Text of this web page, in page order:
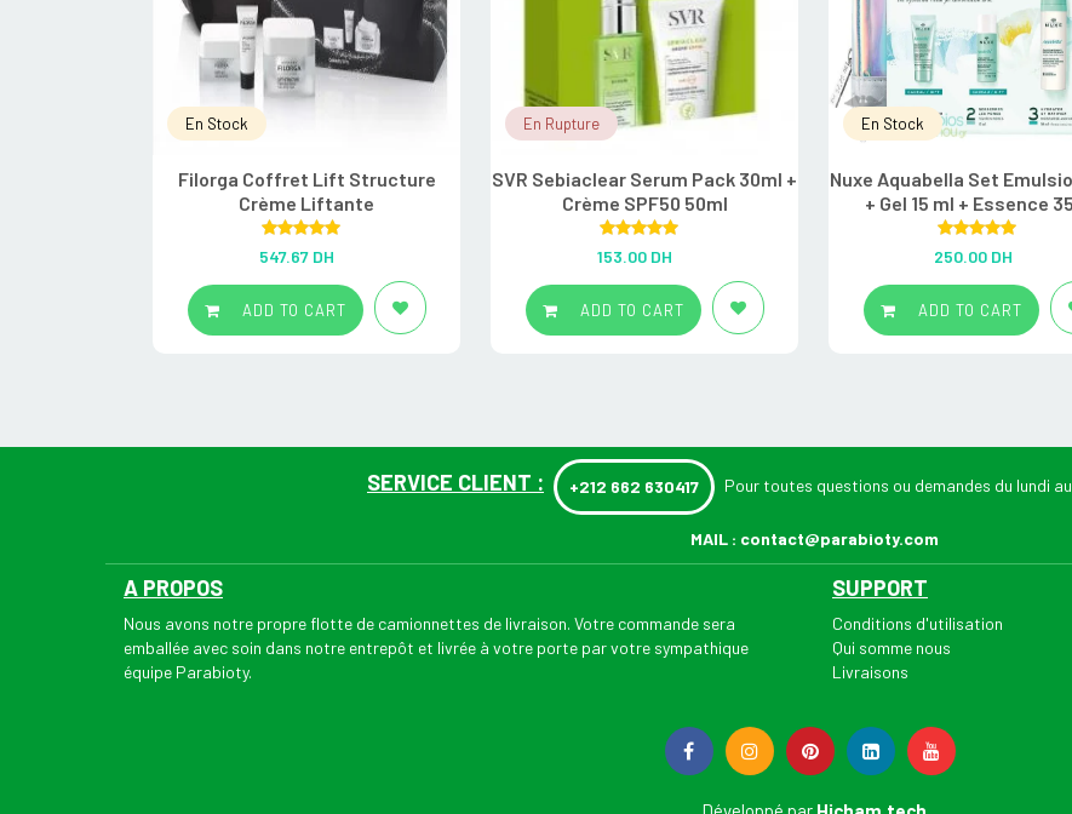
En Stock
Filorga Coffret Lift Structure
Crème Liftante
Rated 5.00
out of 5
547.67 DH
ADD TO CART
En Rupture
SVR Sebiaclear Serum Pack 30ml +
Crème SPF50 50ml
Rated 5.00
out of 5
153.00 DH
ADD TO CART
En Stock
Nuxe Aquabella Set
+ Gel 15 ml + Essence
Rated 5.00
out of 5
250.00 DH
ADD TO CART
SERVICE CLIENT : +212 662 630417 Pour toutes questions ou demandes du lundi
MAIL : contact@parabioty.com
A PROPOS
Nous avons notre propre flotte de camionnettes de livraison. Votre commande sera
emballée avec soin dans notre entrepôt et livrée à votre porte par votre sympathique
équipe Parabioty.
SUPPORT
Conditions d'utilisation
Qui somme nous
Livraisons